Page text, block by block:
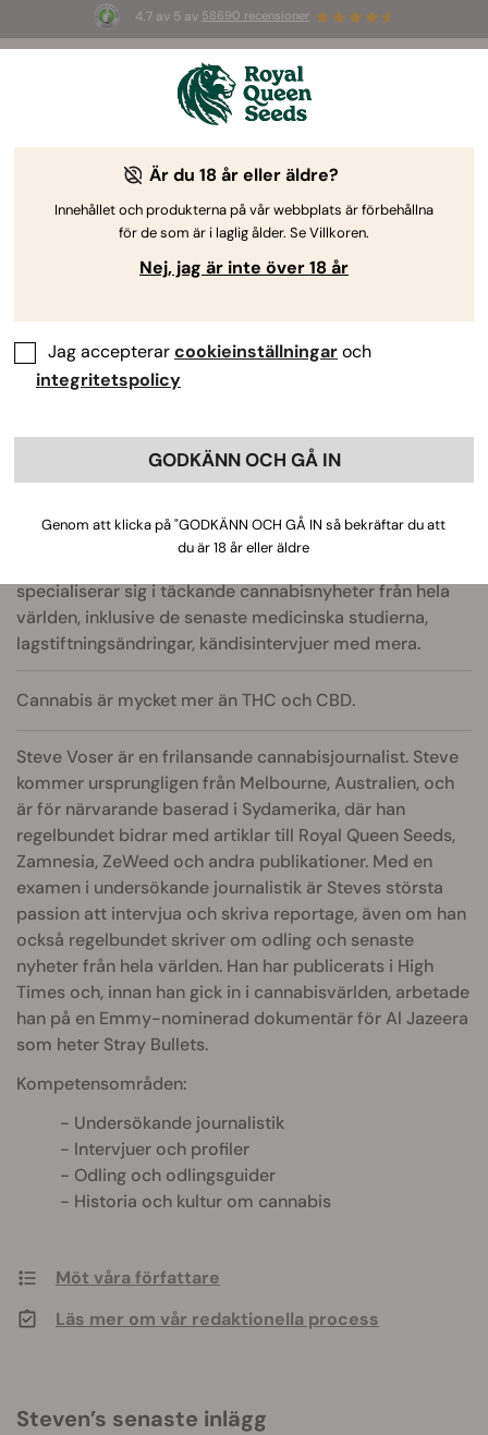
4.7 av 5 av 58690 recensioner
3 White Widow Auto-frönGRATIS för de
RQS-författare Emmy-nominerad cannabisjournalist
Steven Voser
Jag skriver om: Cannabisodling,
Steven Voser
specialiserar sig i täckande cannabisnyheter från hela
världen, inklusive de senaste medicinska studierna,
lagstiftningsändringar, kändisintervjuer med mera.
Cannabis är mycket mer än THC och CBD.
Steve Voser är en frilansande cannabisjournalist. Steve
kommer ursprungligen från Melbourne, Australien, och
är för närvarande baserad i Sydamerika, där han
regelbundet bidrar med artiklar till Royal Queen Seeds,
Zamnesia, ZeWeed och andra publikationer. Med en
examen i undersökande journalistik är Steves största
passion att intervjua och skriva reportage, även om han
också regelbundet skriver om odling och senaste
nyheter från hela världen. Han har publicerats i High
Times och, innan han gick in i cannabisvärlden, arbetade
han på en Emmy-nominerad dokumentär för Al Jazeera
som heter Stray Bullets.
Kompetensområden:
Undersökande journalistik
Intervjuer och profiler
Odling och odlingsguider
Historia och kultur om cannabis
Möt våra författare
Läs mer om vår redaktionella process
Steven’s senaste inlägg
Är du 18 år eller äldre?
Innehållet och produkterna på vår webbplats är förbehållna
för de som är i laglig ålder. Se Villkoren.
Nej, jag är inte över 18 år
Jag accepterarcookieinställningaroch
integritetspolicy
GODKÄNN OCH GÅ IN
Genom att klicka på "GODKÄNN OCH GÅ IN så bekräftar du att
du är 18 år eller äldre